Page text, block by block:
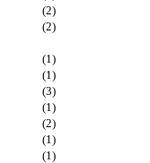
(2)
(2)
(1)
(1)
(3)
(1)
(2)
(1)
(1)